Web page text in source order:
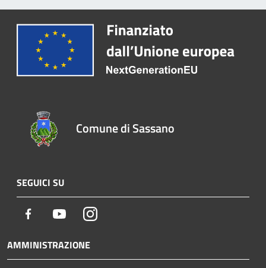
Comune di Sassano
SEGUICI SU
Facebook YoutubeInstagram
AMMINISTRAZIONE